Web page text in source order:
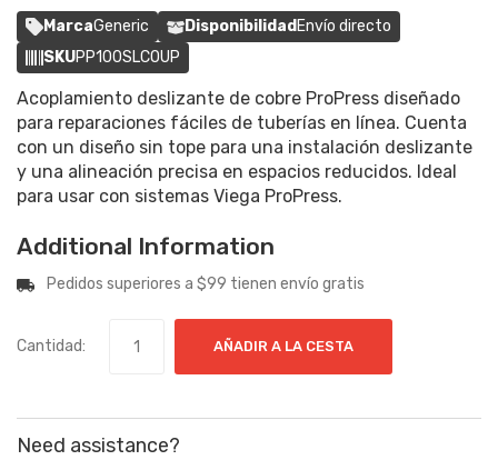
MarcaGeneric DisponibilidadEnvío directo
SKUPP100SLCOUP
Acoplamiento deslizante de cobre ProPress diseñado
para reparaciones fáciles de tuberías en línea. Cuenta
con un diseño sin tope para una instalación deslizante
y una alineación precisa en espacios reducidos. Ideal
para usar con sistemas Viega ProPress.
Additional Information
Pedidos superiores a $99 tienen envío gratis
Cantidad: AÑADIR A LA CESTA
Need assistance?